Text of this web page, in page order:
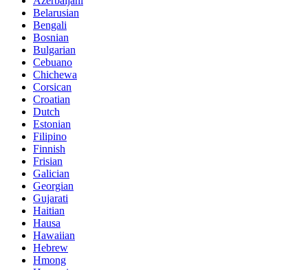
Belarusian
Bengali
Bosnian
Bulgarian
Cebuano
Chichewa
Corsican
Croatian
Dutch
Estonian
Filipino
Finnish
Frisian
Galician
Georgian
Gujarati
Haitian
Hausa
Hawaiian
Hebrew
Hmong